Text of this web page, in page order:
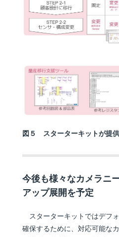
図５ スターターキットが提
今後も様々なカメラニ
アップ展開を予定
スターターキットではデフ
確保するために、対応可能な